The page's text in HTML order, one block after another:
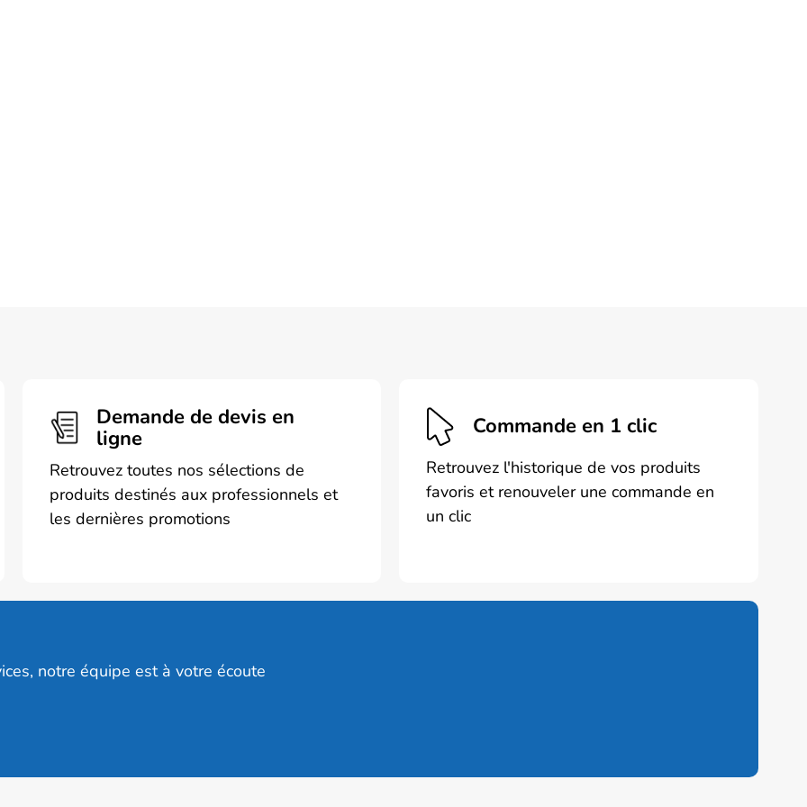
Demande de devis en
ligne
Retrouvez toutes nos sélections de
produits destinés aux professionnels et
les dernières promotions
Commande en 1 clic
Retrouvez l'historique de vos produits
favoris et renouveler une commande en
un clic
notre équipe est à votre écoute